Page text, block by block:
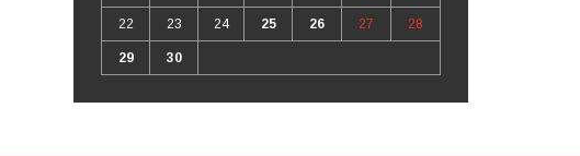
22 23 24 25 26 27 28
29 30